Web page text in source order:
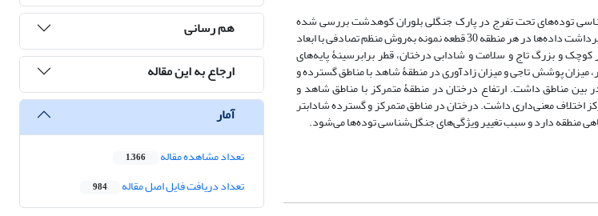
توده‌های تحت تفرج در پارک جنگلی بلوران کوهدشت بررسی شده
است. به این منظور، سه منطقه شامل مناطق بدون تفرج، تفرج گسترده و تفرج متمرکز مشخص شد. به‌منظور برداشت داده‌ها در هر منطقه 30 قطعه نمونه به‌روش منظم تصادفی با ابعاد
قطر کوچک و بزرگ تاج و سلامت و شادابی درختان، قطر برابرسینۀ پایه‌های
پوشش تاجی و میزان زادآوری در منطقۀ شاهد با مناطق گسترده و
مناطق داشت. ارتفاع درختان در منطقۀ متمرکز با مناطق شاهد و
اختلاف معنی‌داری داشت. درختان در مناطق متمرکز و گسترده شاداب­تر
منطقه دارد و سبب تغییر ویژگی‌های جنگل‌شناسی توده‌ها می‌شود.
هم رسانی
ارجاع به این مقاله
آمار
تعداد مشاهده مقاله 1,366
تعداد دریافت فایل اصل مقاله 984